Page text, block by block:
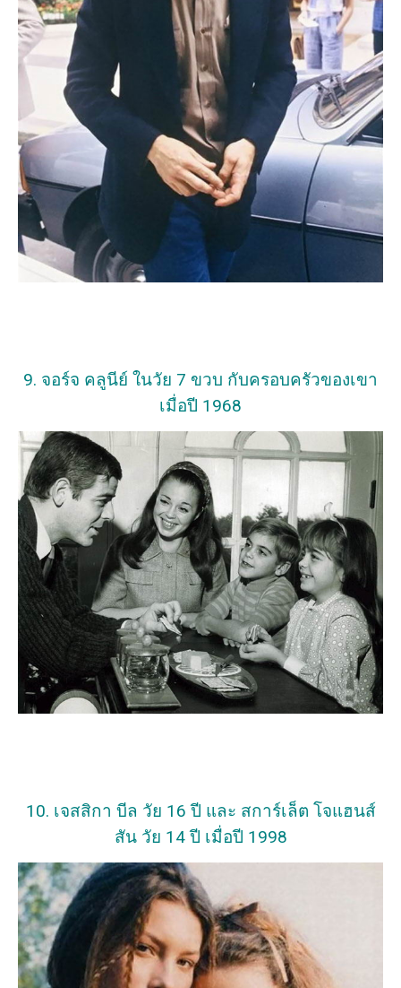
9. จอร์จ คลูนีย์ ในวัย 7 ขวบ กับครอบครัวของเขา
เมื่อปี 1968
10. เจสสิกา บีล วัย 16 ปี และ สการ์เล็ต โจแฮนส์
สัน วัย 14 ปี เมื่อปี 1998